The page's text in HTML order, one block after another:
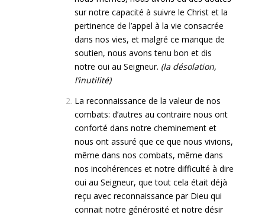
sur notre capacité à suivre le Christ et la
pertinence de l’appel à la vie consacrée
dans nos vies, et malgré ce manque de
soutien, nous avons tenu bon et dis
notre oui au Seigneur. (la désolation,
l’inutilité)
La reconnaissance de la valeur de nos
combats: d’autres au contraire nous ont
conforté dans notre cheminement et
nous ont assuré que ce que nous vivions,
même dans nos combats, même dans
nos incohérences et notre difficulté à dire
oui au Seigneur, que tout cela était déjà
reçu avec reconnaissance par Dieu qui
connait notre générosité et notre désir